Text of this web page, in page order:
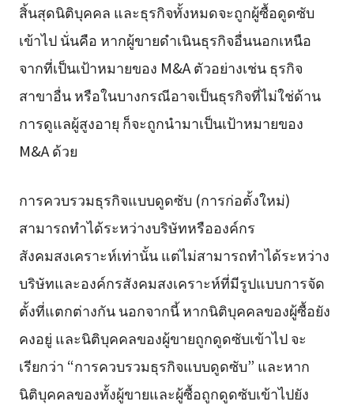
สิ้นสุดนิติบุคคล และธุรกิจทั้งหมดจะถูกผู้ซื้อดูดซับ
เข้าไป นั่นคือ หากผู้ขายดำเนินธุรกิจอื่นนอกเหนือ
จากที่เป็นเป้าหมายของ M&A ตัวอย่างเช่น ธุรกิจ
สาขาอื่น หรือในบางกรณีอาจเป็นธุรกิจที่ไม่ใช่ด้าน
การดูแลผู้สูงอายุ ก็จะถูกนำมาเป็นเป้าหมายของ
M&A ด้วย
การควบรวมธุรกิจแบบดูดซับ (การก่อตั้งใหม่)
สามารถทำได้ระหว่างบริษัทหรือองค์กร
สังคมสงเคราะห์เท่านั้น แต่ไม่สามารถทำได้ระหว่าง
บริษัทและองค์กรสังคมสงเคราะห์ที่มีรูปแบบการจัด
ตั้งที่แตกต่างกัน นอกจากนี้ หากนิติบุคคลของผู้ซื้อยัง
คงอยู่ และนิติบุคคลของผู้ขายถูกดูดซับเข้าไป จะ
เรียกว่า “การควบรวมธุรกิจแบบดูดซับ” และหาก
นิติบุคคลของทั้งผู้ขายและผู้ซื้อถูกดูดซับเข้าไปยัง